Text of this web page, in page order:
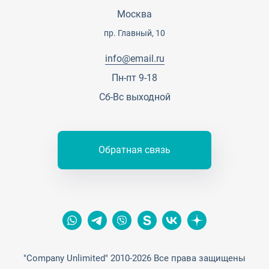
Москва
пр. Главный, 10
info@email.ru
Пн-пт 9-18
Сб-Вс выходной
Обратная связь
Партнерская программа
"Company Unlimited" 2010-2026 Все права защищены